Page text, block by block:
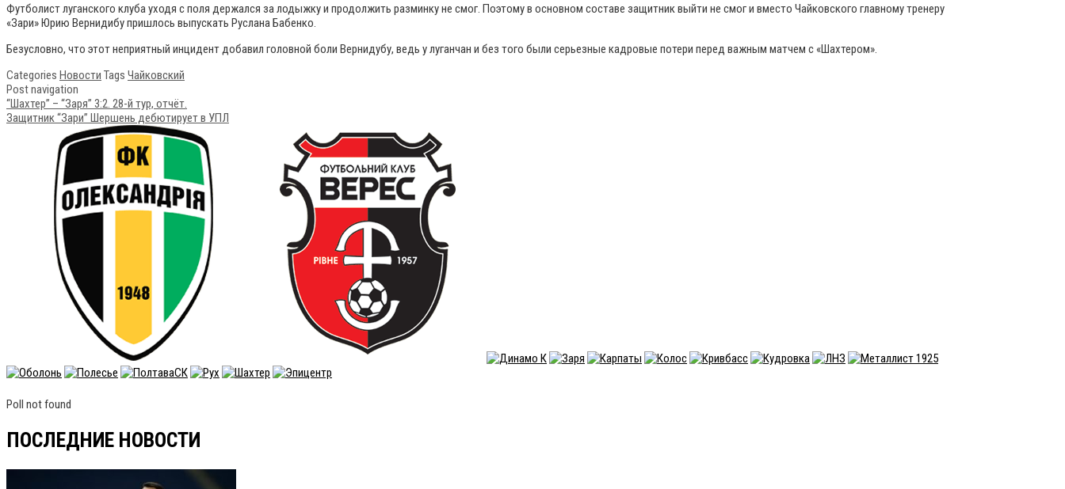
Футболист луганского клуба уходя с поля держался за лодыжку и продолжить разминку не смог. Поэтому в основном составе защитник выйти не смог и вместо Чайковского главному тренеру
«Зари» Юрию Вернидибу пришлось выпускать Руслана Бабенко.
Безусловно, что этот неприятный инцидент добавил головной боли Вернидубу, ведь у луганчан и без того были серьезные кадровые потери перед важным матчем с «Шахтером».
Categories Новости Tags Чайковский
Post navigation
“Шахтер” – “Заря” 3:2. 28-й тур, отчёт.
Защитник “Зари” Шершень дебютирует в УПЛ
Poll not found
ПОСЛЕДНИЕ НОВОСТИ